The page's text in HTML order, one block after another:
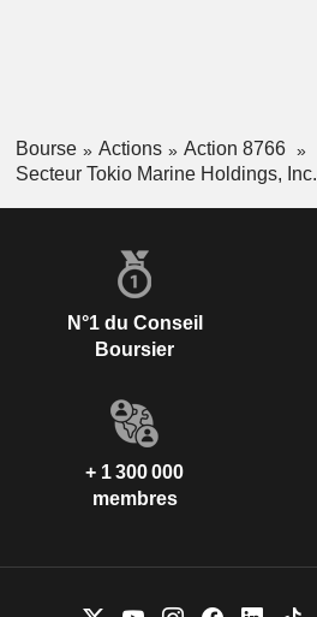
Bourse Actions
Action 8766
Secteur Tokio Marine Holdings, Inc.
N°1 du Conseil
Boursier
+ 1 300 000
membres